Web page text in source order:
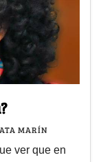
MARÍN
ver que en